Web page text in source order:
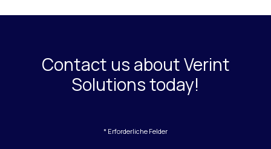
Contact us about Verint
Solutions today!
* Erforderliche Felder